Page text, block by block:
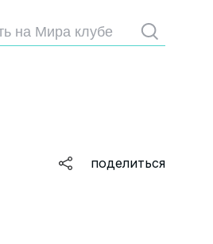
поделиться